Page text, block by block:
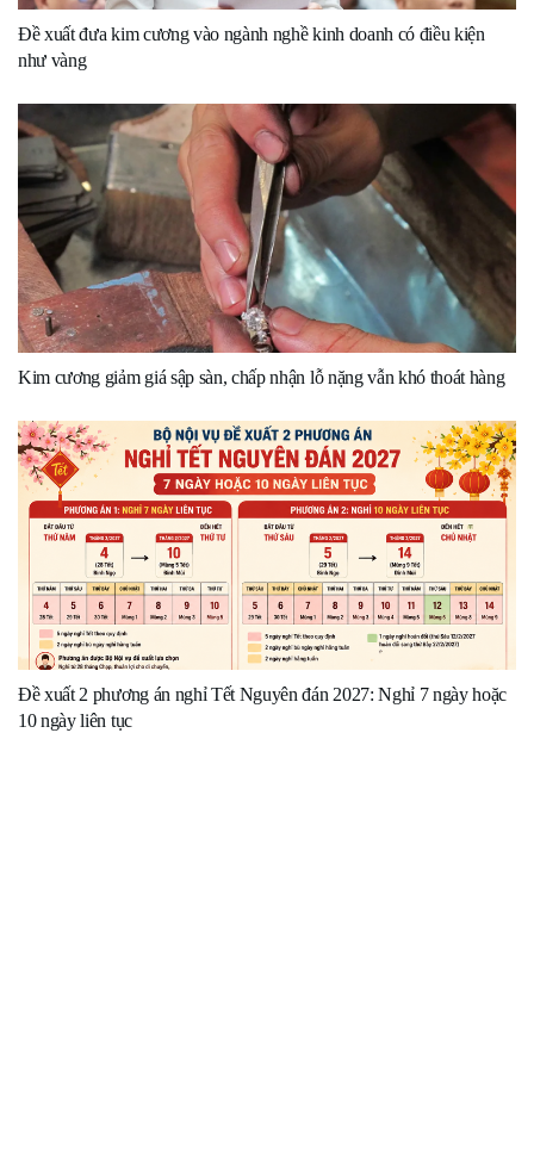
Đề xuất đưa kim cương vào ngành nghề kinh doanh có điều kiện
như vàng
Kim cương giảm giá sập sàn, chấp nhận lỗ nặng vẫn khó thoát hàng
Đề xuất 2 phương án nghỉ Tết Nguyên đán 2027: Nghỉ 7 ngày hoặc
10 ngày liên tục